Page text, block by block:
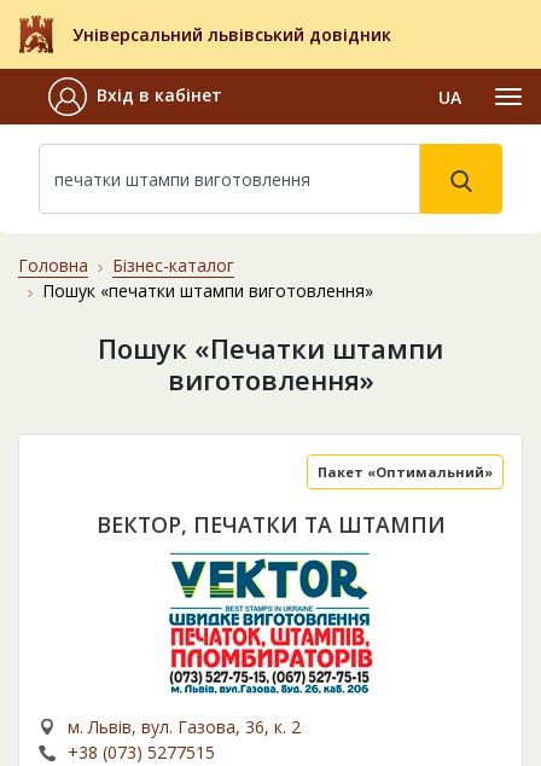
Універсальний львівський довідник
Вхід в кабінет UA
Головна
Бізнес-каталог
Пошук «печатки штампи виготовлення»
Пошук «Печатки штампи
виготовлення»
ВЕКТОР, ПЕЧАТКИ ТА ШТАМПИ
Пакет «Оптимальний»
м. Львів, вул. Газова, 36, к. 2
+38 (073) 5277515